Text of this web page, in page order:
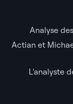
Analyse
Actian et
L'analyste